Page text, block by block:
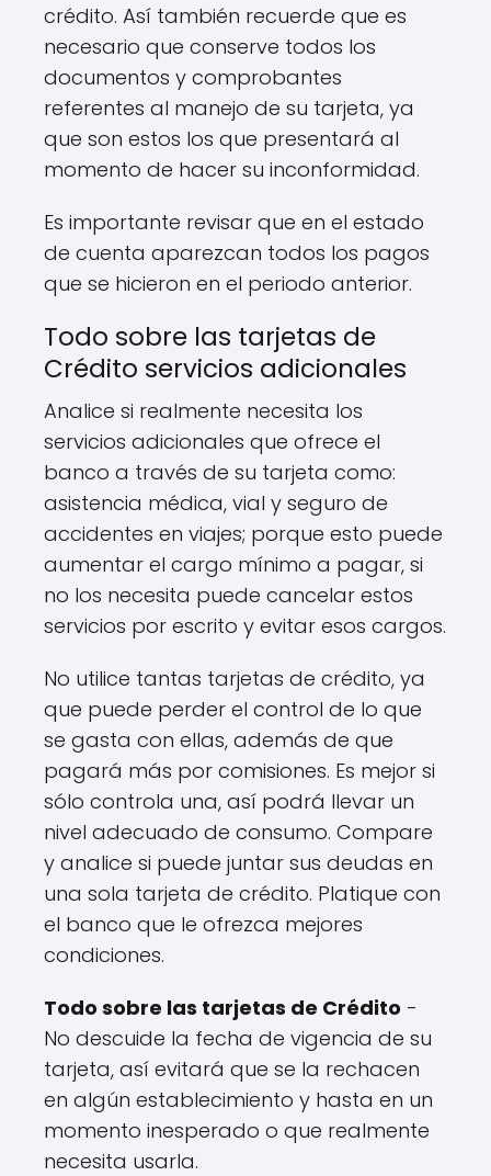
crédito. Así también recuerde que es
necesario que conserve todos los
documentos y comprobantes
referentes al manejo de su tarjeta, ya
que son estos los que presentará al
momento de hacer su inconformidad.
Es importante revisar que en el estado
de cuenta aparezcan todos los pagos
que se hicieron en el periodo anterior.
Todo sobre las tarjetas de
Crédito servicios adicionales
Analice si realmente necesita los
servicios adicionales que ofrece el
banco a través de su tarjeta como:
asistencia médica, vial y seguro de
accidentes en viajes; porque esto puede
aumentar el cargo mínimo a pagar, si
no los necesita puede cancelar estos
servicios por escrito y evitar esos cargos.
No utilice tantas tarjetas de crédito, ya
que puede perder el control de lo que
se gasta con ellas, además de que
pagará más por comisiones. Es mejor si
sólo controla una, así podrá llevar un
nivel adecuado de consumo. Compare
y analice si puede juntar sus deudas en
una sola tarjeta de crédito. Platique con
el banco que le ofrezca mejores
condiciones.
Todo sobre las tarjetas de Crédito -
No descuide la fecha de vigencia de su
tarjeta, así evitará que se la rechacen
en algún establecimiento y hasta en un
momento inesperado o que realmente
necesita usarla.